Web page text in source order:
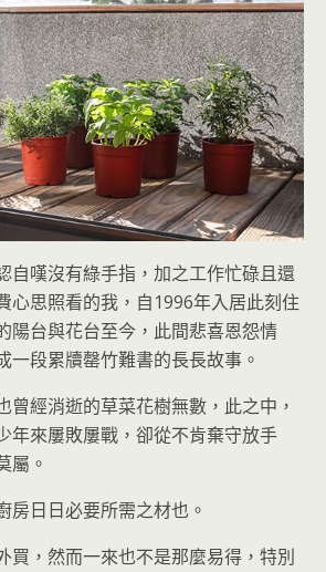
自嘆沒有綠手指，加之工作忙碌且還
心思照看的我，自1996年入居此刻住
陽台與花台至今，此間悲喜恩怨情
一段累牘罄竹難書的長長故事。
曾經消逝的草菜花樹無數，此之中，
年來屢敗屢戰，卻從不肯棄守放手
屬。
房日日必要所需之材也。
買，然而一來也不是那麼易得，特別